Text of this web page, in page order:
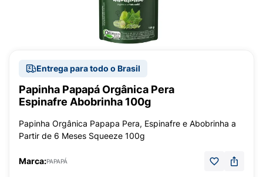
Entrega para todo o Brasil
Papinha Papapá Orgânica Pera
Espinafre Abobrinha 100g
Papinha Orgânica Papapa Pera, Espinafre e Abobrinha a
Partir de 6 Meses Squeeze 100g
Marca:PAPAPÁ